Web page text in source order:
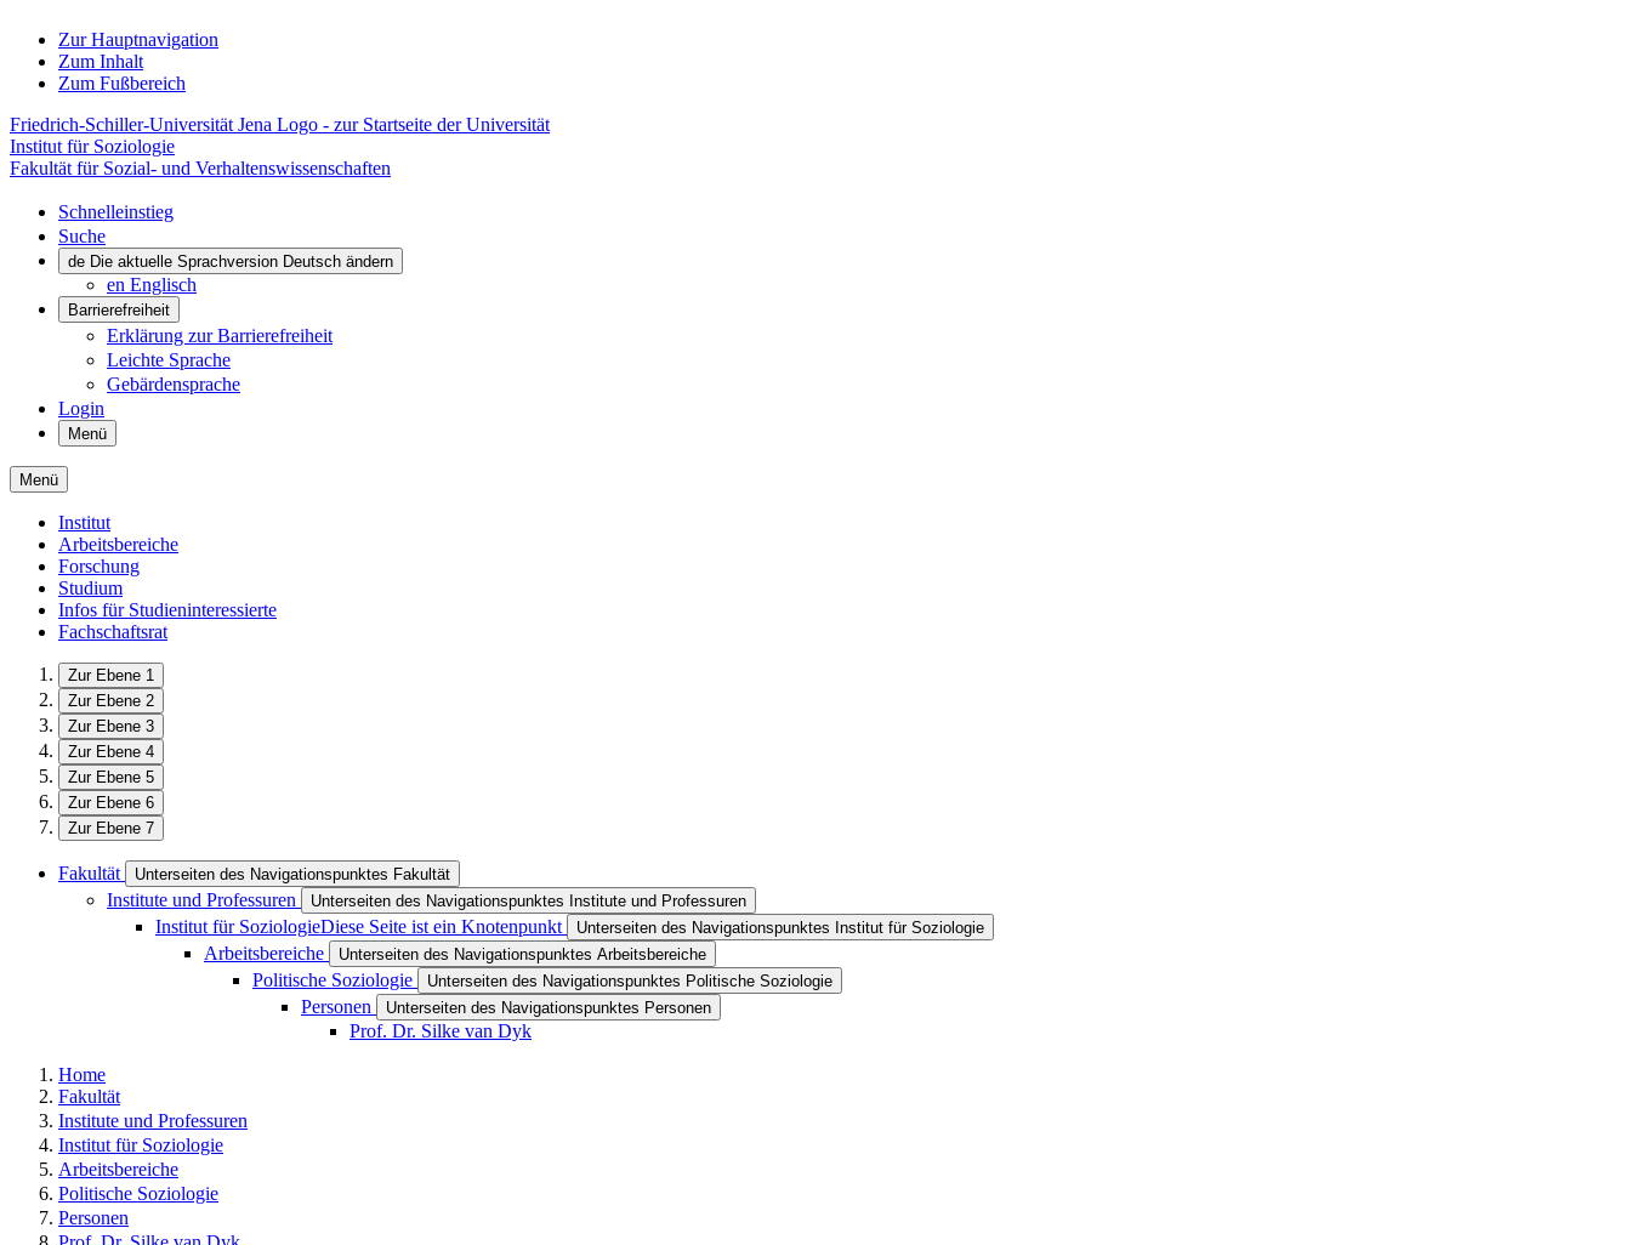
Zur Hauptnavigation
Zum Inhalt
Zum Fußbereich
Friedrich-Schiller-Universität Jena Logo - zur Startseite der Universität
Institut für Soziologie
Fakultät für Sozial- und Verhaltenswissenschaften
Schnelleinstieg
Suche
de Die aktuelle Sprachversion Deutsch ändern
en Englisch
Barrierefreiheit
Erklärung zur Barrierefreiheit
Leichte Sprache
Gebärdensprache
Login
Menü
Menü
Institut
Arbeitsbereiche
Forschung
Studium
Infos für Studieninteressierte
Fachschaftsrat
Zur Ebene 1
Zur Ebene 2
Zur Ebene 3
Zur Ebene 4
Zur Ebene 5
Zur Ebene 6
Zur Ebene 7
Fakultät Unterseiten des Navigationspunktes Fakultät
Institute und Professuren Unterseiten des Navigationspunktes Institute und Professuren
Institut für SoziologieDiese Seite ist ein Knotenpunkt Unterseiten des Navigationspunktes Institut für Soziologie
Arbeitsbereiche Unterseiten des Navigationspunktes Arbeitsbereiche
Politische Soziologie Unterseiten des Navigationspunktes Politische Soziologie
Personen Unterseiten des Navigationspunktes Personen
Prof. Dr. Silke van Dyk
Home
Fakultät
Institute und Professuren
Institut für Soziologie
Arbeitsbereiche
Politische Soziologie
Personen